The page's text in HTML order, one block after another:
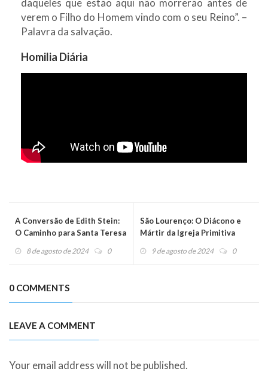
daqueles que estão aqui não morrerão antes de
verem o Filho do Homem vindo com o seu Reino”. –
Palavra da salvação.
Homilia Diária
A Conversão de Edith Stein:
O Caminho para Santa Teresa
8 de agosto de 2024 0
São Lourenço: O Diácono e
Mártir da Igreja Primitiva
9 de agosto de 2024 0
0 COMMENTS
LEAVE A COMMENT
Your email address will not be published.